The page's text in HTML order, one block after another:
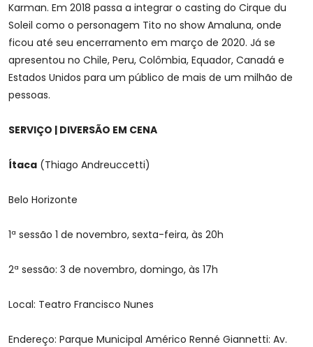
Karman. Em 2018 passa a integrar o casting do Cirque du
Soleil como o personagem Tito no show Amaluna, onde
ficou até seu encerramento em março de 2020. Já se
apresentou no Chile, Peru, Colômbia, Equador, Canadá e
Estados Unidos para um público de mais de um milhão de
pessoas.
SERVIÇO | DIVERSÃO EM CENA
Ítaca (Thiago Andreuccetti)
Belo Horizonte
1ª sessão 1 de novembro, sexta-feira, às 20h
2ª sessão: 3 de novembro, domingo, às 17h
Local: Teatro Francisco Nunes
Endereço: Parque Municipal Américo Renné Giannetti: Av.